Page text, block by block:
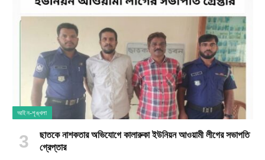
আইন-শৃঙ্খলা
ছাতকে নাশকতার অভিযোগে কালারুকা ইউনিয়ন আওয়ামী লীগের সভাপতি
গ্রেপ্তার